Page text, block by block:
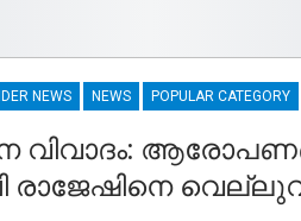
NEWS NEWS POPULAR CATEGORY
വിവാദം:
രാജേഷിനെ